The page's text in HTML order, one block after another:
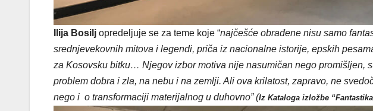
Ilija Bosilj opredeljuje se za teme koje “najčešće obrađene nisu samo
srednjevekovnih mitova i legendi, priča iz nacionalne istorije, epskih
za Kosovsku bitku… Njegov izbor motiva nije nasumičan nego promišljen,
problem dobra i zla, na nebu i na zemlji. Ali ova krilatost, zapravo, ne
nego i o transformaciji materijalnog u duhovno” (Iz Kataloga izložbe